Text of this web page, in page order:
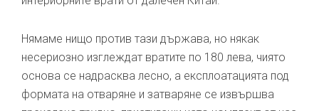
Нямаме нищо против тази държава, но някак
несериозно изглеждат вратите по 180 лева, чиято
основа се надрасква лесно, а експлоатацията под
формата на отваряне и затваряне се извършва